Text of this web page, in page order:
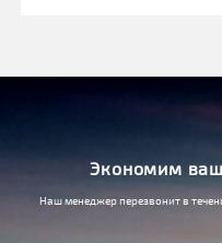
Экономим
Наш менеджер перезвонит в